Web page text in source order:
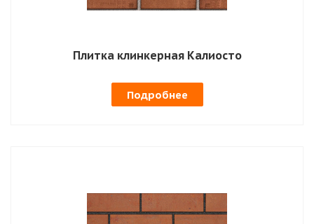
Плитка клинкерная Калиосто
Подробнее